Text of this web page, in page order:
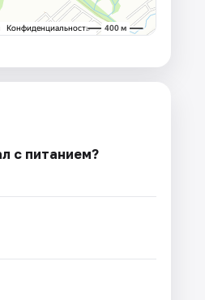
с питанием?